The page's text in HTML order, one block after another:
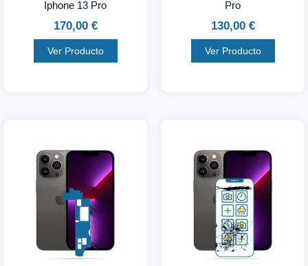
Iphone 13 Pro
170,00 €
Ver Producto
Pro
130,00 €
Ver Producto